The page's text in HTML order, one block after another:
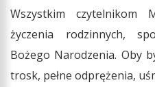
Wszystkim czytelnikom
życzenia rodzinnych,
Bożego Narodzenia. Oby
trosk, pełne odprężenia,